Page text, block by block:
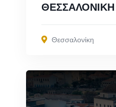
ΘΕΣΣΑΛΟΝΙΚΗ
Θεσσαλονίκη